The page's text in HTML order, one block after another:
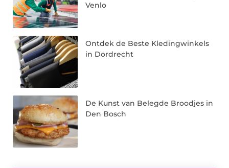
Venlo
Ontdek de Beste Kledingwinkels
in Dordrecht
De Kunst van Belegde Broodjes in
Den Bosch